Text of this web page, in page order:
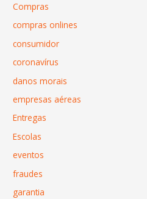
Compras
compras onlines
consumidor
coronavírus
danos morais
empresas aéreas
Entregas
Escolas
eventos
fraudes
garantia